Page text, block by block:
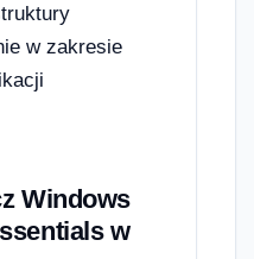
w zakresie
Windows
w